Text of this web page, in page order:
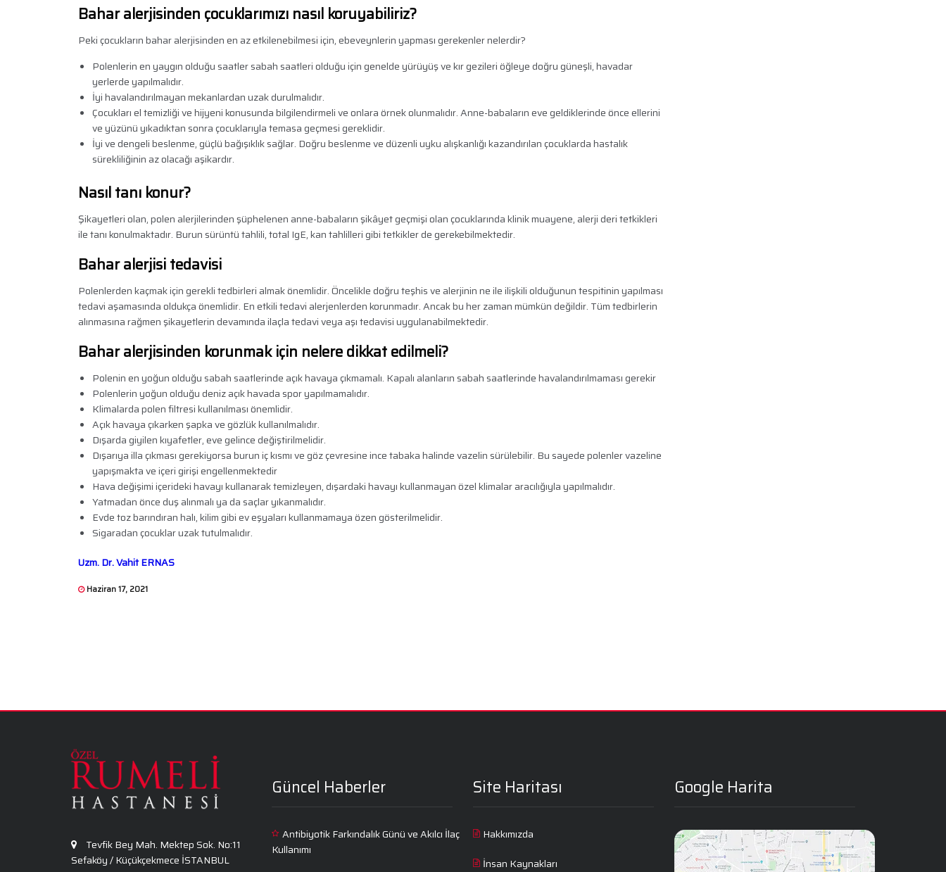
Bahar alerjisinden çocuklarımızı nasıl koruyabiliriz?
Peki çocukların bahar alerjisinden en az etkilenebilmesi için, ebeveynlerin yapması gerekenler nelerdir?
Polenlerin en yaygın olduğu saatler sabah saatleri olduğu için genelde yürüyüş ve kır gezileri öğleye doğru güneşli, havadar
yerlerde yapılmalıdır.
İyi havalandırılmayan mekanlardan uzak durulmalıdır.
Çocukları el temizliği ve hijyeni konusunda bilgilendirmeli ve onlara örnek olunmalıdır. Anne-babaların eve geldiklerinde önce ellerini
ve yüzünü yıkadıktan sonra çocuklarıyla temasa geçmesi gereklidir.
İyi ve dengeli beslenme, güçlü bağışıklık sağlar. Doğru beslenme ve düzenli uyku alışkanlığı kazandırılan çocuklarda hastalık
sürekliliğinin az olacağı aşikardır.
Nasıl tanı konur?
Şikayetleri olan, polen alerjilerinden şüphelenen anne-babaların şikâyet geçmişi olan çocuklarında klinik muayene, alerji deri tetkikleri
ile tanı konulmaktadır. Burun sürüntü tahlili, total IgE, kan tahlilleri gibi tetkikler de gerekebilmektedir.
Bahar alerjisi tedavisi
Polenlerden kaçmak için gerekli tedbirleri almak önemlidir. Öncelikle doğru teşhis ve alerjinin ne ile ilişkili olduğunun tespitinin yapılması
tedavi aşamasında oldukça önemlidir. En etkili tedavi alerjenlerden korunmadır. Ancak bu her zaman mümkün değildir. Tüm tedbirlerin
alınmasına rağmen şikayetlerin devamında ilaçla tedavi veya aşı tedavisi uygulanabilmektedir.
Bahar alerjisinden korunmak için nelere dikkat edilmeli?
Polenin en yoğun olduğu sabah saatlerinde açık havaya çıkmamalı. Kapalı alanların sabah saatlerinde havalandırılmaması gerekir
Polenlerin yoğun olduğu deniz açık havada spor yapılmamalıdır.
Klimalarda polen filtresi kullanılması önemlidir.
Açık havaya çıkarken şapka ve gözlük kullanılmalıdır.
Dışarda giyilen kıyafetler, eve gelince değiştirilmelidir.
Dışarıya illa çıkması gerekiyorsa burun iç kısmı ve göz çevresine ince tabaka halinde vazelin sürülebilir. Bu sayede polenler vazeline
yapışmakta ve içeri girişi engellenmektedir
Hava değişimi içerideki havayı kullanarak temizleyen, dışardaki havayı kullanmayan özel klimalar aracılığıyla yapılmalıdır.
Yatmadan önce duş alınmalı ya da saçlar yıkanmalıdır.
Evde toz barındıran halı, kilim gibi ev eşyaları kullanmamaya özen gösterilmelidir.
Sigaradan çocuklar uzak tutulmalıdır.
Uzm. Dr. Vahit ERNAS
Haziran 17, 2021
Tevfik Bey Mah. Mektep Sok. No:11
Sefaköy / Küçükçekmece İSTANBUL
Güncel Haberler
Antibiyotik Farkındalık Günü ve Akılcı İlaç
Kullanımı
Site Haritası
Hakkımızda
İnsan Kaynakları
Google Harita